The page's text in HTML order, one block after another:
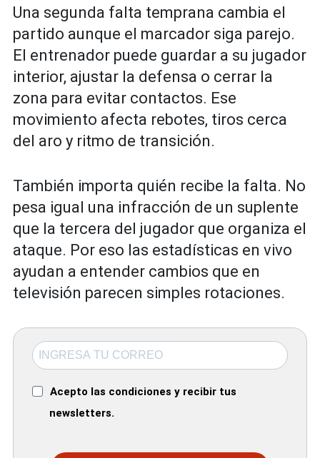
Una segunda falta temprana cambia el
partido aunque el marcador siga parejo.
El entrenador puede guardar a su jugador
interior, ajustar la defensa o cerrar la
zona para evitar contactos. Ese
movimiento afecta rebotes, tiros cerca
del aro y ritmo de transición.
También importa quién recibe la falta. No
pesa igual una infracción de un suplente
que la tercera del jugador que organiza el
ataque. Por eso las estadísticas en vivo
ayudan a entender cambios que en
televisión parecen simples rotaciones.
Acepto las condiciones y recibir tus
newsletters.